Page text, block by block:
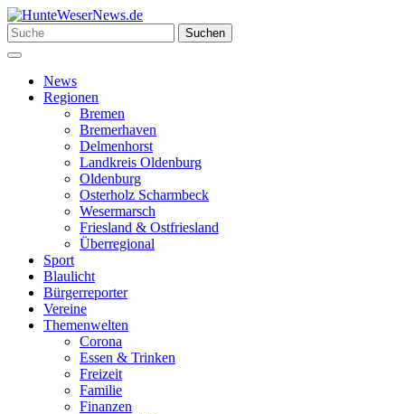
Zum
Inhalt
springen
Suchen
nach:
Suchen
Menü
News
Regionen
Bremen
Bremerhaven
Delmenhorst
Landkreis Oldenburg
Oldenburg
Osterholz Scharmbeck
Wesermarsch
Friesland & Ostfriesland
Überregional
Sport
Blaulicht
Bürgerreporter
Vereine
Themenwelten
Corona
Essen & Trinken
Freizeit
Familie
Finanzen